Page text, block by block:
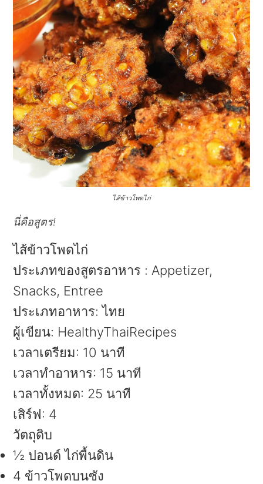
ไส้ข้าวโพดไก่
นี่คือสูตร!
ไส้ข้าวโพดไก่
ประเภทของสูตรอาหาร : Appetizer,
Snacks, Entree
ประเภทอาหาร:ไทย
ผู้เขียน: HealthyThaiRecipes
เวลาเตรียม: 10 นาที
เวลาทำอาหาร: 15 นาที
เวลาทั้งหมด: 25 นาที
เสิร์ฟ: 4
วัตถุดิบ
½ ปอนด์ ไก่พื้นดิน
4 ข้าวโพดบนซัง